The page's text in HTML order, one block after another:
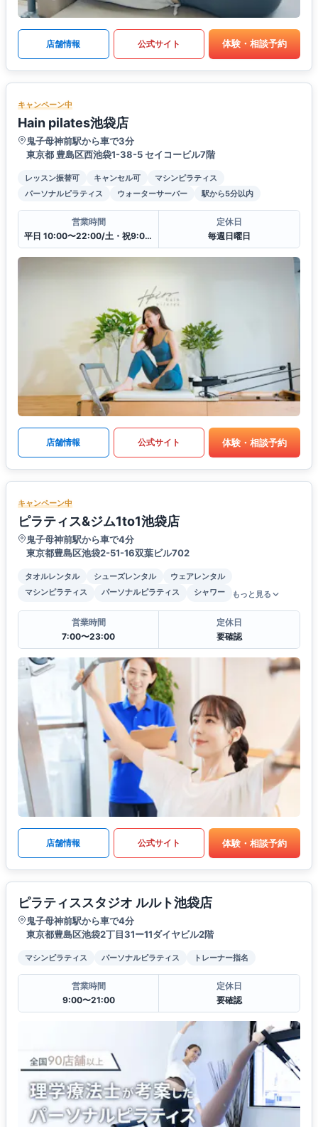
店舗情報 公式サイト 体験・相談予約
キャンペーン中
Hain pilates池袋店
鬼子母神前駅から車で3分
東京都 豊島区西池袋1-38-5 セイコービル7階
レッスン振替可 キャンセル可
マシンピラティス
パーソナルピラティス
ウォーターサーバー 駅から5分以内
営業時間
平日 10:00〜22:00/土・祝9:00〜20:00
定休日
毎週日曜日
店舗情報 公式サイト 体験・相談予約
キャンペーン中
ピラティス&ジム1to1池袋店
鬼子母神前駅から車で4分
東京都豊島区池袋2-51-16双葉ビル702
タオルレンタル シューズレンタル
ウェアレンタル
マシンピラティス
パーソナルピラティス シャワー もっと見る
営業時間
7:00〜23:00
定休日
要確認
店舗情報 公式サイト 体験・相談予約
ピラティススタジオ ルルト池袋店
鬼子母神前駅から車で4分
東京都豊島区池袋2丁目31ー11ダイヤビル2階
マシンピラティス パーソナルピラティス トレーナー指名
営業時間
9:00〜21:00
定休日
要確認